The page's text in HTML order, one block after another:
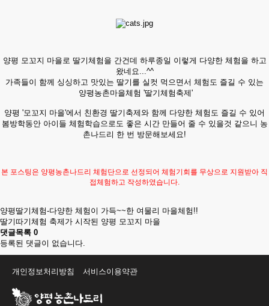
양평 모꼬지 마을로 딸기체험을 간건데 하루종일 이렇게 다양한 체험을 하고
왔네요...^^
가족들이 함께 싱싱하고 맛있는 딸기를 실컷 먹으면서 체험도 즐길 수 있는
양평농촌마을체험 '딸기체험축제'
양평 '모꼬지 마을'에서 친환경 딸기축제와 함께 다양한 체험도 즐길 수 있어
봄방학동안 아이들 체험학습으로도 좋은 시간 만들어 줄 수 있을것 같으니 농
촌나드리 한 번 방문해보세요!
본 포스팅은 양평농촌나드리 체험단으로 선정되어 체험기회를 무상으로 지원받아 직
접체험하고 작성하였습니다.
양평딸기체험-다양한 체험이 가득~~한 여물리 마을체험!!
딸기따기체험 축제가 시작된 양평 모꼬지 마을
댓글목록 0
등록된 댓글이 없습니다.
개인정보처리방침 서비스이용약관